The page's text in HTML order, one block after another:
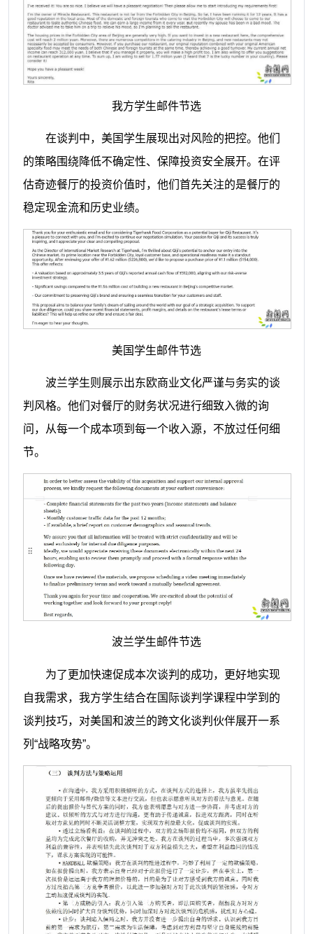
我方学生邮件节选
在谈判中，美国学生展现出对风险的把控。他们
的策略围绕降低不确定性、保障投资安全展开。在评
估奇迹餐厅的投资价值时，他们首先关注的是餐厅的
稳定现金流和历史业绩。
美国学生邮件节选
波兰学生则展示出东欧商业文化严谨与务实的谈
判风格。他们对餐厅的财务状况进行细致入微的询
问，从每一个成本项到每一个收入源，不放过任何细
节。
波兰学生邮件节选
为了更加快速促成本次谈判的成功，更好地实现
自我需求，我方学生结合在国际谈判学课程中学到的
谈判技巧，对美国和波兰的跨文化谈判伙伴展开一系
列“战略攻势”。